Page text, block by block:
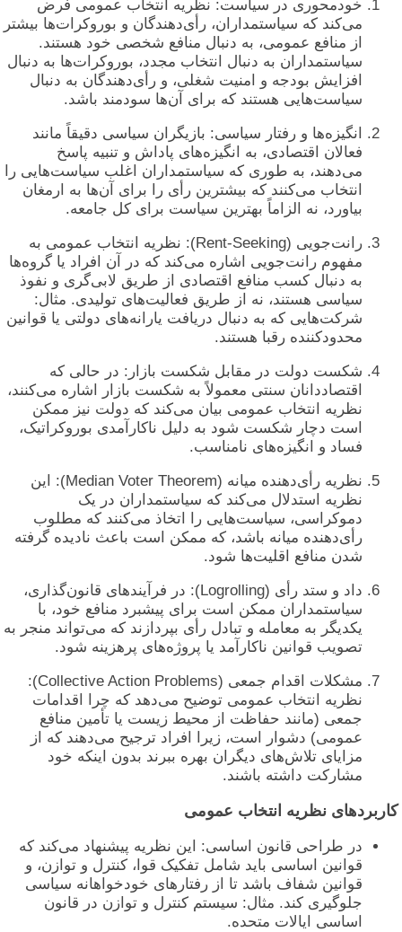
خودمحوری در سیاست: نظریه انتخاب عمومی فرض
می‌کند که سیاستمداران، رأی‌دهندگان و بوروکرات‌ها بیشتر
از منافع عمومی، به دنبال منافع شخصی خود هستند.
سیاستمداران به دنبال انتخاب مجدد، بوروکرات‌ها به دنبال
افزایش بودجه و امنیت شغلی، و رأی‌دهندگان به دنبال
سیاست‌هایی هستند که برای آن‌ها سودمند باشد.
انگیزه‌ها و رفتار سیاسی: بازیگران سیاسی دقیقاً مانند
فعالان اقتصادی، به انگیزه‌های پاداش و تنبیه پاسخ
می‌دهند، به طوری که سیاستمداران اغلب سیاست‌هایی را
انتخاب می‌کنند که بیشترین رأی را برای آن‌ها به ارمغان
بیاورد، نه الزاماً بهترین سیاست برای کل جامعه.
رانت‌جویی (Rent-Seeking): نظریه انتخاب عمومی به
مفهوم رانت‌جویی اشاره می‌کند که در آن افراد یا گروه‌ها
به دنبال کسب منافع اقتصادی از طریق لابی‌گری و نفوذ
سیاسی هستند، نه از طریق فعالیت‌های تولیدی. مثال:
شرکت‌هایی که به دنبال دریافت یارانه‌های دولتی یا قوانین
محدودکننده رقبا هستند.
شکست دولت در مقابل شکست بازار: در حالی که
اقتصاددانان سنتی معمولاً به شکست بازار اشاره می‌کنند،
نظریه انتخاب عمومی بیان می‌کند که دولت نیز ممکن
است دچار شکست شود به دلیل ناکارآمدی بوروکراتیک،
فساد و انگیزه‌های نامناسب.
نظریه رأی‌دهنده میانه (Median Voter Theorem): این
نظریه استدلال می‌کند که سیاستمداران در یک
دموکراسی، سیاست‌هایی را اتخاذ می‌کنند که مطلوب
رأی‌دهنده میانه باشد، که ممکن است باعث نادیده گرفته
شدن منافع اقلیت‌ها شود.
داد و ستد رأی (Logrolling): در فرآیندهای قانون‌گذاری،
سیاستمداران ممکن است برای پیشبرد منافع خود، با
یکدیگر به معامله و تبادل رأی بپردازند که می‌تواند منجر به
تصویب قوانین ناکارآمد یا پروژه‌های پرهزینه شود.
مشکلات اقدام جمعی (Collective Action Problems):
نظریه انتخاب عمومی توضیح می‌دهد که چرا اقدامات
جمعی (مانند حفاظت از محیط زیست یا تأمین منافع
عمومی) دشوار است، زیرا افراد ترجیح می‌دهند که از
مزایای تلاش‌های دیگران بهره ببرند بدون اینکه خود
مشارکت داشته باشند.
نظریه انتخاب عمومی
در طراحی قانون اساسی: این نظریه پیشنهاد می‌کند که
قوانین اساسی باید شامل تفکیک قوا، کنترل و توازن، و
قوانین شفاف باشد تا از رفتارهای خودخواهانه سیاسی
جلوگیری کند. مثال: سیستم کنترل و توازن در قانون
اساسی ایالات متحده.